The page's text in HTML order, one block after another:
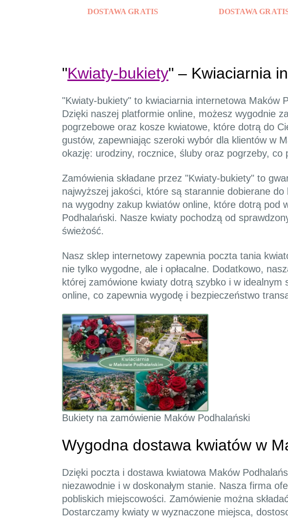
DOSTAWA GRATIS DOSTAWA
"Kwiaty-bukiety" – Kwiaciarnia
"Kwiaty-bukiety" to kwiaciarnia internetowa Maków
Dzięki naszej platformie online, możesz wygodnie
pogrzebowe oraz kosze kwiatowe, które dotrą do
gustów, zapewniając szeroki wybór dla klientów w
okazję: urodziny, rocznice, śluby oraz pogrzeby,
Zamówienia składane przez "Kwiaty-bukiety" to
najwyższej jakości, które są starannie dobierane
na wygodny zakup kwiatów online, które dotrą pod
Podhalański. Nasze kwiaty pochodzą od
świeżość.
Nasz sklep internetowy zapewnia poczta tania
nie tylko wygodne, ale i opłacalne. Dodatkowo,
której zamówione kwiaty dotrą szybko i w
online, co zapewnia wygodę i bezpieczeństwo
Bukiety na zamówienie Maków Podhalański
Wygodna dostawa kwiatów w
Dzięki poczta i dostawa kwiatowa Maków
niezawodnie i w doskonałym stanie. Nasza firma
pobliskich miejscowości. Zamówienie można
Dostarczamy kwiaty w wyznaczone miejsca,